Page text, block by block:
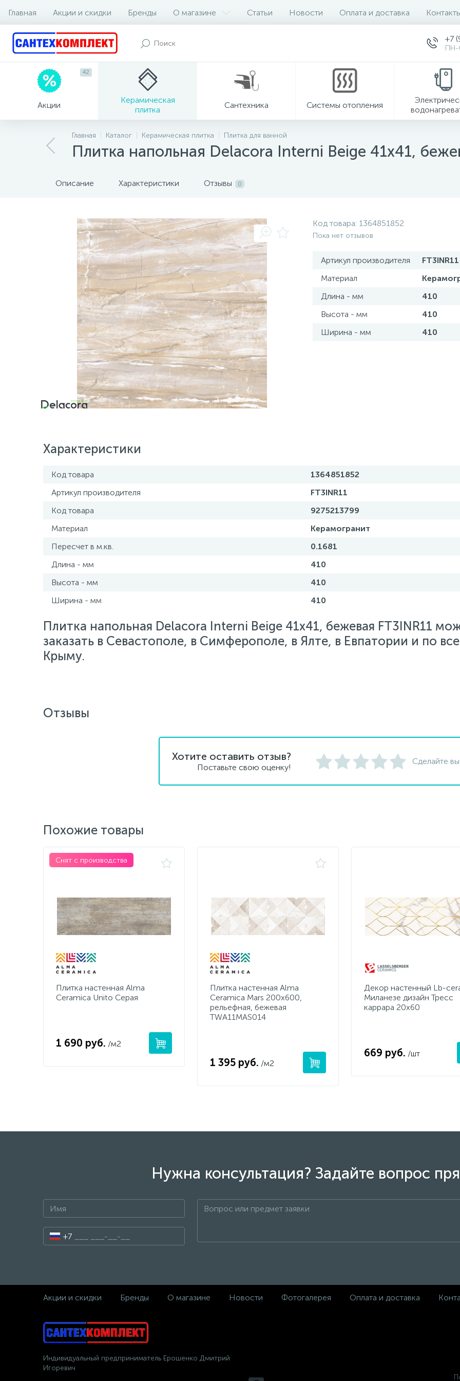
Главная Акции и скидки Бренды О магазине Статьи Новости Оплата и доставка
+7
ПН-
Акции
42
Керамическая
плитка
Сантехника Системы отопления
Главная Каталог Керамическая плитка Плитка для ванной
Плитка напольная Delacora Interni Beige 41x41,
Описание Характеристики Отзывы 0
Код товара: 1364851852
Пока нет отзывов
Артикул производителя
FT3INR11
Материал
Длина - мм
410
Высота - мм
410
Ширина - мм
410
Характеристики
Код товара
1364851852
Артикул производителя
FT3INR11
Код товара
9275213799
Материал
Керамогранит
Пересчет в м.кв.
0.1681
Длина - мм
410
Высота - мм
410
Ширина - мм
410
Плитка напольная Delacora Interni Beige 41x41, бежевая FT3INR11
заказать в Севастополе, в Симферополе, в Ялте, в Евпатории и по
Крыму.
Отзывы
Хотите оставить отзыв?
Поставьте свою оценку!
Сделайте
Похожие товары
Снят с производства
Плитка настенная Alma
Ceramica Unito Серая
1 690 руб. /м2
Плитка настенная Alma
Ceramica Mars 200x600,
рельефная, бежевая
TWA11MAS014
1 395 руб. /м2
Декор настенный Lb-
Миланезе дизайн Трecc
кaррaрa 20х60
669 руб. /шт
Нужна консультация? Задайте вопрос
+7
Акции и скидки Бренды О магазине Новости Фотогалерея Оплата и доставка
Индивидуальный предприниматель Ерошенко Дмитрий
Игоревич